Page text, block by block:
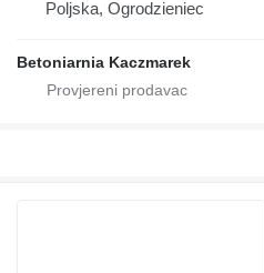
Poljska, Ogrodzieniec
Betoniarnia Kaczmarek